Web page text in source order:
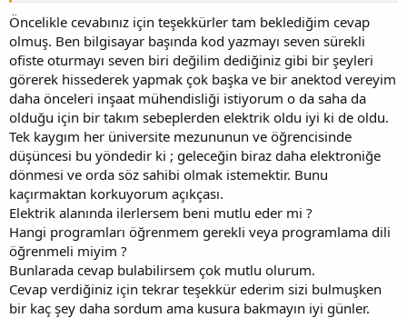
şeyler programlamak zevkli gelebilir ama senin yapın da oturarak
çalışmayı sevmiyorsan sahada çalış derim. Ben Üretim mühendisi
olarak görev yapıyorum ve sahada olmak o kadar zevkli ve
dokunarak bir şeyleri yapmak, yol göstermek, yön vermekden aşırı
zevk alıyorum. Sevdiğin mesleği yapıyorsan başarı her daim seninle
olacaktır. Yeter ki çalış ve çalışırken her daim yeniliklere açık ol
Öncelikle cevabınız için teşekkürler tam beklediğim cevap
olmuş. Ben bilgisayar başında kod yazmayı seven sürekli
ofiste oturmayı seven biri değilim dediğiniz gibi bir şeyleri
görerek hissederek yapmak çok başka ve bir anektod vereyim
daha önceleri inşaat mühendisliği istiyorum o da saha da
olduğu için bir takım sebeplerden elektrik oldu iyi ki de oldu.
Tek kaygım her üniversite mezununun ve öğrencisinde
düşüncesi bu yöndedir ki ; geleceğin biraz daha elektroniğe
dönmesi ve orda söz sahibi olmak istemektir. Bunu
kaçırmaktan korkuyorum açıkçası.
Elektrik alanında ilerlersem beni mutlu eder mi ?
Hangi programları öğrenmem gerekli veya programlama dili
öğrenmeli miyim ?
Bunlarada cevap bulabilirsem çok mutlu olurum.
Cevap verdiğiniz için tekrar teşekkür ederim sizi bulmuşken
bir kaç şey daha sordum ama kusura bakmayın iyi günler.